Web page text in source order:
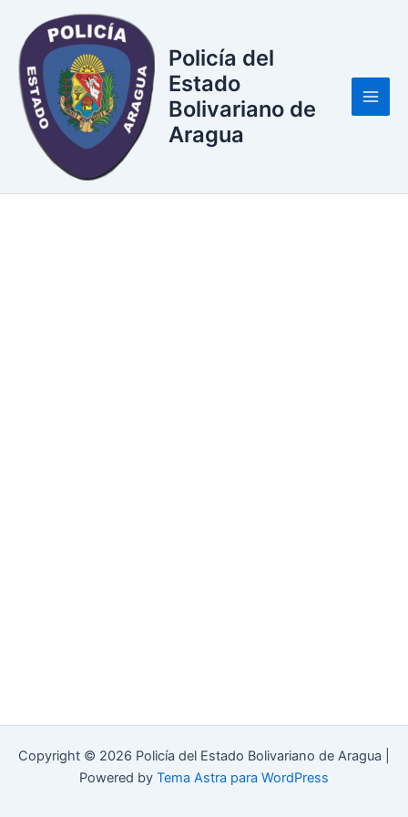
contenido
Policía del
Estado
Bolivariano de
Aragua
Main
Copyright © 2026 Policía del Estado Bolivariano de Aragua |
Powered by Tema Astra para WordPress